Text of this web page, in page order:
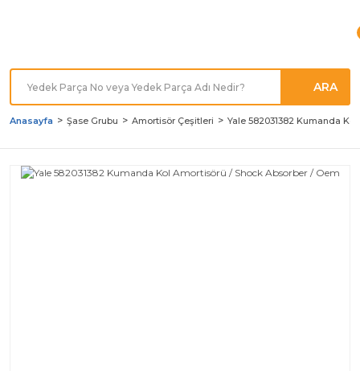
ARA
Anasayfa Şase Grubu Amortisör Çeşitleri Yale 582031382 Kumanda